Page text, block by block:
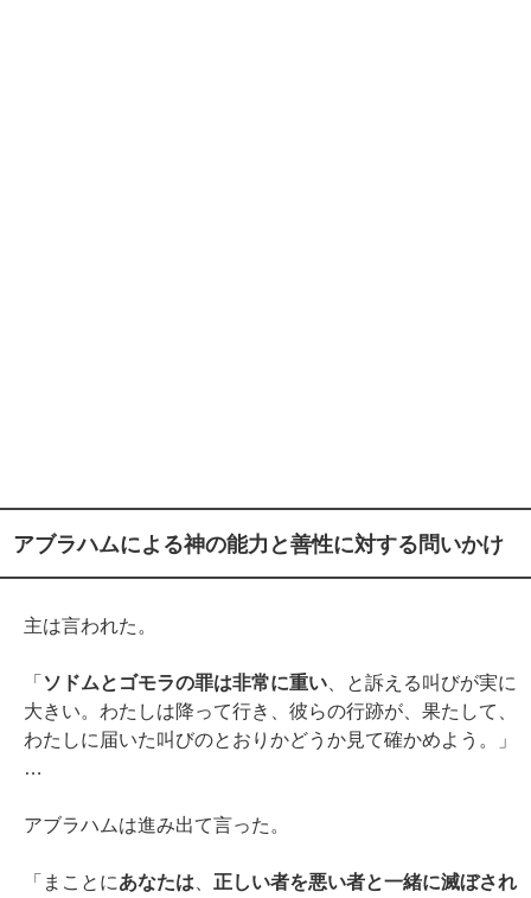
アブラハムによる神の能力と善性に対する問いかけ
主は言われた。
「 ソドムとゴモラの罪は非常に重い 、と訴える叫びが実に
大きい。わたしは降って行き、彼らの行跡が、果たして、
わたしに届いた叫びのとおりかどうか見て確かめよう。」
…
アブラハムは進み出て言った。
「まことにあなたは
正しい者を悪い者と一緒に滅ぼされ